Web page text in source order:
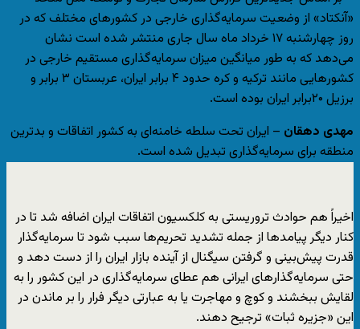
«آنکتاد» از وضعیت سرمایه‌گذاری خارجی در کشورهای مختلف که در
روز چهارشنبه ۱۷ خرداد ماه سال جاری منتشر شده است نشان
می‌دهد که به طور میانگین میزان سرمایه‌گذاری مستقیم خارجی در
کشورهایی مانند ترکیه و کره حدود ۴ برابر ایران، عربستان ۳ برابر و
برزیل ۲۰برابر ایران بوده است.
مهدی دهقان – ایران تحت سلطه خامنه‌ای به کشور اتفاقات و بدترین
منطقه برای سرمایه‌گذاری تبدیل شده است.
اخیراً هم حوادث تروریستی به کلکسیون اتفاقات ایران اضافه شد تا در
کنار دیگر پیامدها از جمله تشدید تحریم‌ها سبب شود تا سرمایه‌گذار
قدرت پیش‌بینی و گرفتن سیگنال از آینده بازار ایران را از دست دهد و
حتی سرمایه‌گذارهای ایرانی هم عطای سرمایه‌گذاری در این کشور را به
لقایش ببخشند و کوچ و مهاجرت یا به عبارتی دیگر فرار را بر ماندن در
این «جزیره ثبات» ترجیح دهند.